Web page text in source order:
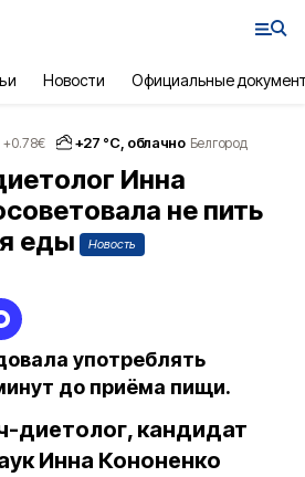
Новости Официальные
+0.78€ +27 °С, облачно Белгород
Инна
не пить
еды
Новость
употреблять
до приёма пищи.
диетолог, кандидат
Инна Кононенко